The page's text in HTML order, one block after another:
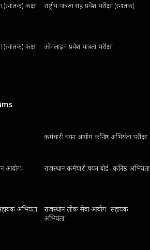
(स्नातक) कक्षा
राष्ट्रीय पात्रता सह प्रवेश परीक्षा (स्नातक)
(स्नातक) कक्षा
ऑनलाइन प्रवेश पात्रता परीक्षा
कर्मचारी चयन आयोग कनिष्ठ अभियंता परीक्षा
आयोग-
राजस्थान कर्मचारी चयन बोर्ड- कनिष्ठ अभियंता
अभियंता
राजस्थान लोक सेवा आयोग- सहायक
अभियंता